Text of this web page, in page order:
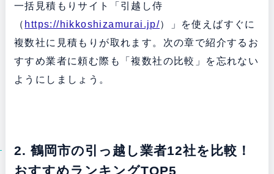
一括見積もりサイト「引越し侍
（ https://hikkoshizamurai.jp/）」を使えばすぐに
複数社に見積もりが取れます。次の章で紹介するお
すすめ業者に頼む際も「複数社の比較」を忘れない
ようにしましょう。
2. 鶴岡市の引っ越し業者12社を比較！
おすすめランキングTOP5